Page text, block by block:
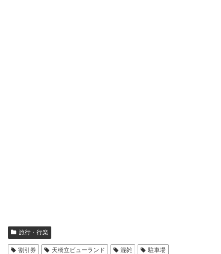
旅行・行楽
割引券 天橋立ビューランド 混雑 駐車場